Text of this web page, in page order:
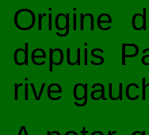
Origine
depuis
rive